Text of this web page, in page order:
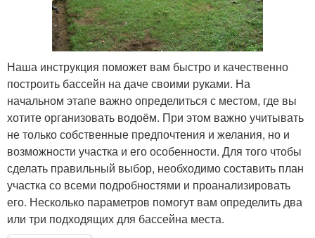
Наша инструкция поможет вам быстро и качественно
построить бассейн на даче своими руками. На
начальном этапе важно определиться с местом, где вы
хотите организовать водоём. При этом важно учитывать
не только собственные предпочтения и желания, но и
возможности участка и его особенности. Для того чтобы
сделать правильный выбор, необходимо составить план
участка со всеми подробностями и проанализировать
его. Несколько параметров помогут вам определить два
или три подходящих для бассейна места.